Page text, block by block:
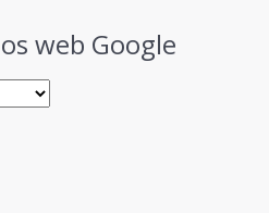
web Google